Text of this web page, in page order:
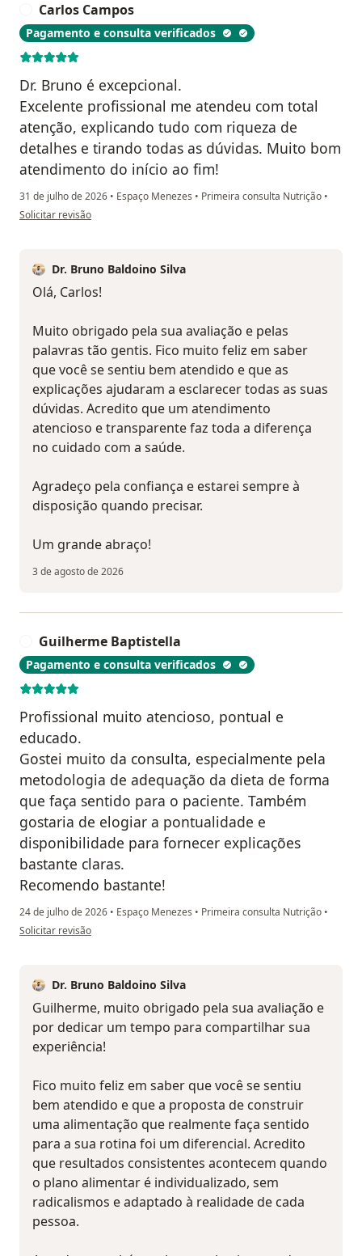
Carlos Campos
Pagamento e consulta verificados
Dr. Bruno é excepcional.
Excelente profissional me atendeu com total
atenção, explicando tudo com riqueza de
detalhes e tirando todas as dúvidas. Muito bom
atendimento do início ao fim!
31 de julho de 2026 • Espaço Menezes • Primeira consulta Nutrição •
na opinião do utilizador Carlos Campos
Solicitar revisão
Dr. Bruno Baldoino Silva
Olá, Carlos!
Muito obrigado pela sua avaliação e pelas
palavras tão gentis. Fico muito feliz em saber
que você se sentiu bem atendido e que as
explicações ajudaram a esclarecer todas as suas
dúvidas. Acredito que um atendimento
atencioso e transparente faz toda a diferença
no cuidado com a saúde.
Agradeço pela confiança e estarei sempre à
disposição quando precisar.
Um grande abraço!
3 de agosto de 2026
Guilherme Baptistella
Pagamento e consulta verificados
Profissional muito atencioso, pontual e
educado.
Gostei muito da consulta, especialmente pela
metodologia de adequação da dieta de forma
que faça sentido para o paciente. Também
gostaria de elogiar a pontualidade e
disponibilidade para fornecer explicações
bastante claras.
Recomendo bastante!
24 de julho de 2026 • Espaço Menezes • Primeira consulta Nutrição •
na opinião do utilizador Guilherme Baptistella
Solicitar revisão
Dr. Bruno Baldoino Silva
Guilherme, muito obrigado pela sua avaliação e
por dedicar um tempo para compartilhar sua
experiência!
Fico muito feliz em saber que você se sentiu
bem atendido e que a proposta de construir
uma alimentação que realmente faça sentido
para a sua rotina foi um diferencial. Acredito
que resultados consistentes acontecem quando
o plano alimentar é individualizado, sem
radicalismos e adaptado à realidade de cada
pessoa.